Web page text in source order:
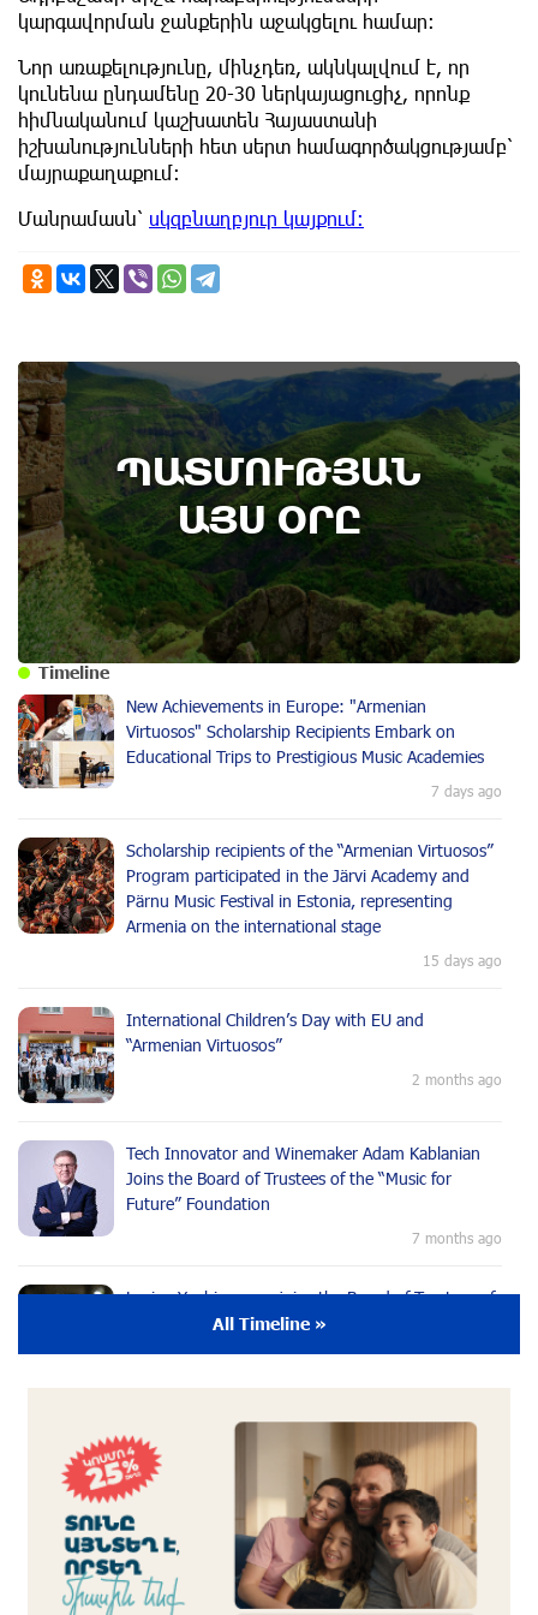
կարգավորման ջանքերին աջակցելու համար:
Նոր առաքելությունը, մինչդեռ, ակնկալվում է, որ
կունենա ընդամենը 20-30 ներկայացուցիչ, որոնք
հիմնականում կաշխատեն Հայաստանի
իշխանությունների հետ սերտ համագործակցությամբ՝
մայրաքաղաքում:
Մանրամասն՝ սկզբնաղբյուր կայքում։
ՊԱՏՄՈՒԹՅԱՆ
ԱՅՍ ՕՐԸ
Timeline
New Achievements in Europe: "Armenian
Virtuosos" Scholarship Recipients Embark on
Educational Trips to Prestigious Music Academies
7 days ago
Scholarship recipients of the “Armenian Virtuosos”
Program participated in the Järvi Academy and
Pärnu Music Festival in Estonia, representing
Armenia on the international stage
15 days ago
International Children’s Day with EU and
“Armenian Virtuosos”
2 months ago
Tech Innovator and Winemaker Adam Kablanian
Joins the Board of Trustees of the “Music for
Future” Foundation
7 months ago
Lusine Yeghiazaryan joins the Board of Trustees of
the Music for the Future Foundation
9 months ago
Young Musician from the “Born in Artsakh”
Program, Arsen Safaryan, Performed at the
Anniversary Concert of the “Artis Futura”
Foundation with the Moscow “Russian
Philharmonia” Symphony Orchestra
9 months ago
All Timeline »